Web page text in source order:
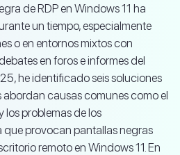
de RDP en Windows 11 ha
un tiempo, especialmente
o en entornos mixtos con
en foros e informes del
he identificado seis soluciones
abordan causas comunes como el
los problemas de los
provocan pantallas negras
remoto en Windows 11. En